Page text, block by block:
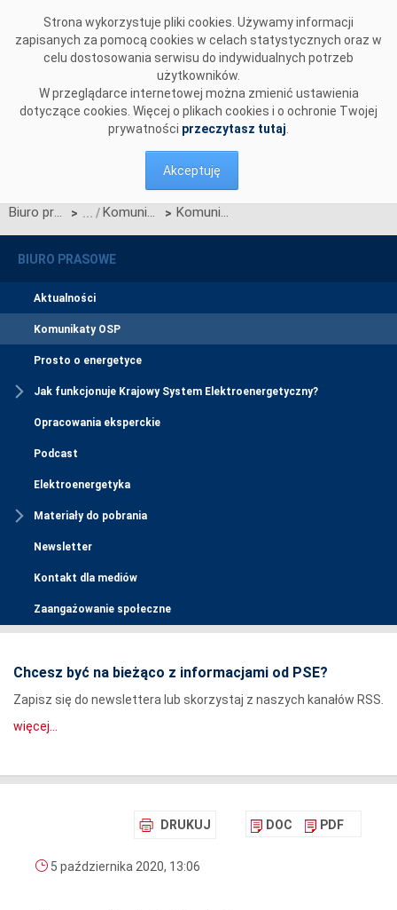
Strona wykorzystuje pliki cookies. Używamy informacji
zapisanych za pomocą cookies w celach statystycznych oraz w
celu dostosowania serwisu do indywidualnych potrzeb
użytkowników.
W przeglądarce internetowej można zmienić ustawienia
dotyczące cookies. Więcej o plikach cookies i o ochronie Twojej
prywatności przeczytasz tutaj
Akceptuję
Biuro prasowe > Komunikaty OSP > Komunikat OSP dotyczący zawieszenia procesu Jednolitego łączenia Rynków Dnia Bieżącego w dn. 08.10.2020
BIURO PRASOWE
Aktualności
Komunikaty OSP
Prosto o energetyce
Jak funkcjonuje Krajowy System Elektroenergetyczny?
Opracowania eksperckie
Podcast
Elektroenergetyka
Materiały do pobrania
Newsletter
Kontakt dla mediów
Zaangażowanie społeczne
Chcesz być na bieżąco z informacjami od PSE?
Zapisz się do newslettera lub skorzystaj z naszych kanałów RSS.
więcej...
DRUKUJ DOC PDF
5 października 2020, 13:06